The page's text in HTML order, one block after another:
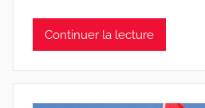
Continuer la lecture